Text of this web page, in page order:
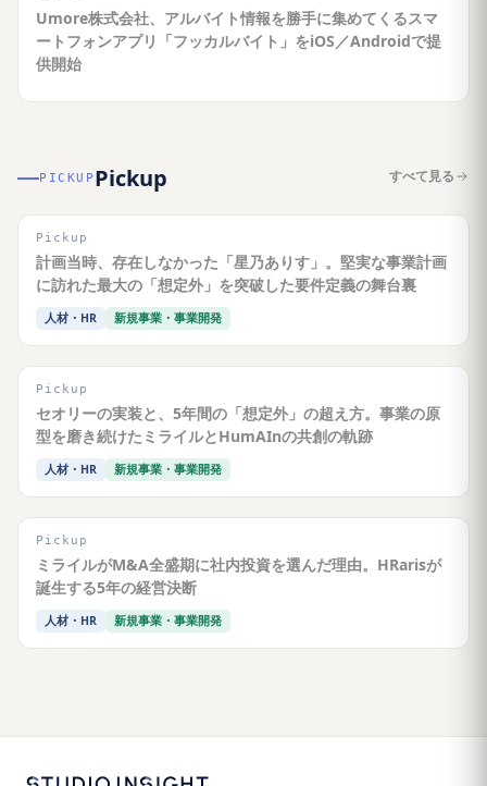
Umore株式会社、アルバイト情報を勝手に集めてくるスマ
ートフォンアプリ「フッカルバイト」をiOS／Androidで提
供開始
PICKUP Pickup すべて見る
Pickup
計画当時、存在しなかった「星乃ありす」。堅実な事業計画
に訪れた最大の「想定外」を突破した要件定義の舞台裏
人材・HR 新規事業・事業開発
Pickup
セオリーの実装と、5年間の「想定外」の超え方。事業の原
型を磨き続けたミライルとHumAInの共創の軌跡
人材・HR 新規事業・事業開発
Pickup
ミライルがM&A全盛期に社内投資を選んだ理由。HRarisが
誕生する5年の経営決断
人材・HR 新規事業・事業開発